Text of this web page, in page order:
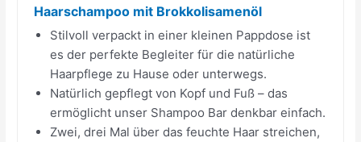
Haarschampoo mit Brokkolisamenöl
Stilvoll verpackt in einer kleinen Pappdose ist
es der perfekte Begleiter für die natürliche
Haarpflege zu Hause oder unterwegs.
Natürlich gepflegt von Kopf und Fuß – das
ermöglicht unser Shampoo Bar denkbar einfach.
Zwei, drei Mal über das feuchte Haar streichen,